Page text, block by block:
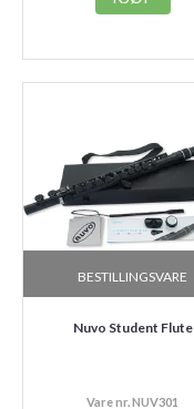
BESTILLINGSVARE
Nuvo Student Flute
Vare nr. NUV301